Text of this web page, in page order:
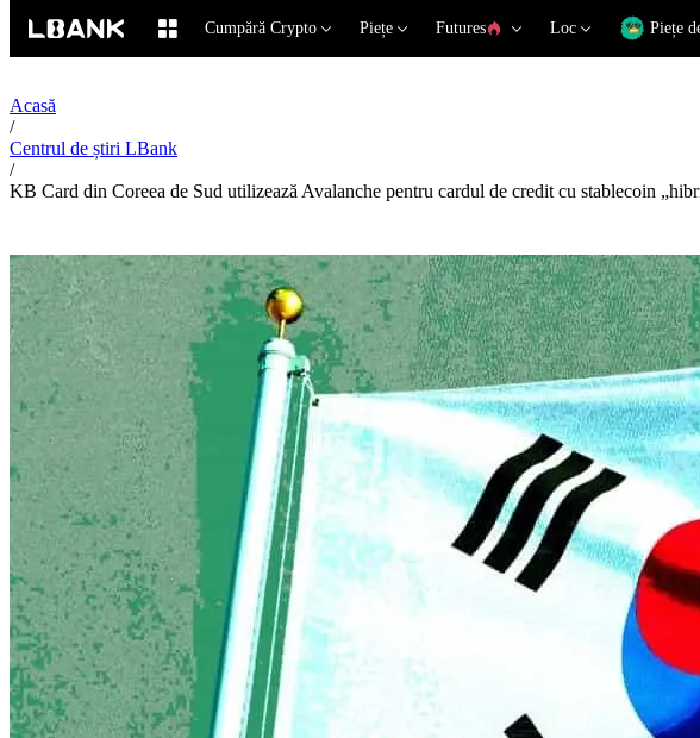
Cumpără Crypto Piețe Futures Loc Piețe
Acasă
/
Centrul de știri LBank
/
KB Card din Coreea de Sud utilizează Avalanche pentru cardul de credit cu stablecoin